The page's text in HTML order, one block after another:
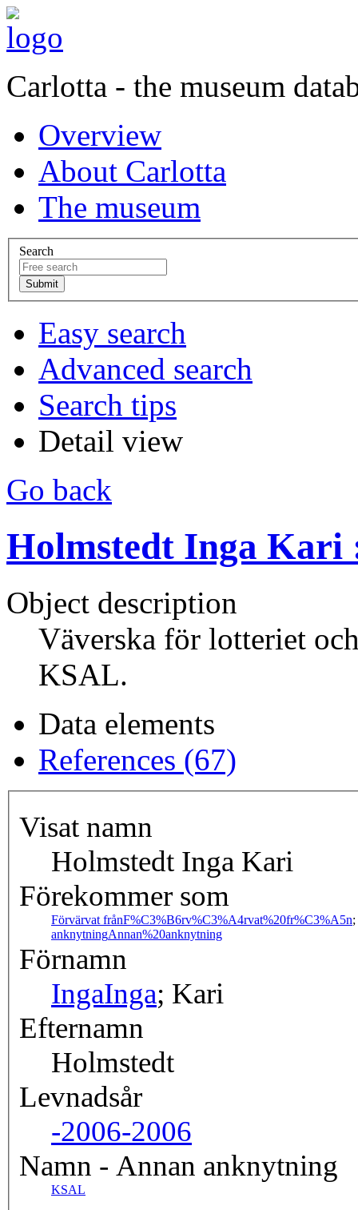
Carlotta - the museum
Overview
About Carlotta
The museum
Search
Easy search
Advanced search
Search tips
Detail view
Go back
Holmstedt Inga
Object description
Väverska för lotteriet
KSAL.
Data elements
References (67)
Visat namn
Holmstedt Inga Kari
Förekommer som
Förvärvat frånF%C3%B6rv%C3%A4rvat%20fr%C3%A5n;
anknytningAnnan%20anknytning
Förnamn
IngaInga; Kari
Efternamn
Holmstedt
Levnadsår
-2006-2006
Namn - Annan anknytning
KSAL